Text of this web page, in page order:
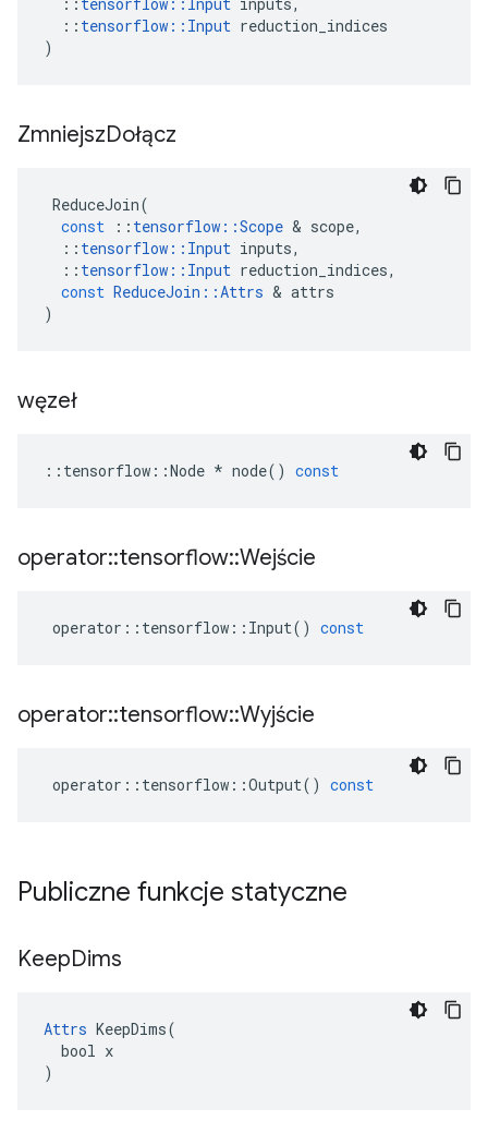
:: tensorflow :: Input reduction_indices
)
ZmniejszDołącz
ReduceJoin(
const
:: tensorflow ::Scope & scope,
:: tensorflow :: Input inputs,
:: tensorflow :: Input reduction_indices,
const ReduceJoin ::Attrs & attrs
)
węzeł
:: tensorflow ::Node * node() const
operator::tensorflow::Wejście
operator :: tensorflow :: Input() const
operator::tensorflow::Wyjście
operator :: tensorflow ::Output() const
Publiczne funkcje statyczne
KeepDims
Attrs KeepDims(
  bool x
)